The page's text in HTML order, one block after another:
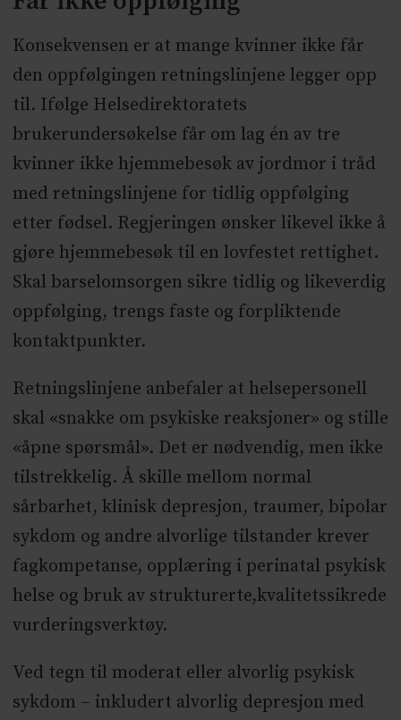
Konsekvensen er at mange kvinner ikke får
den oppfølgingen retningslinjene legger opp
til. Ifølge Helsedirektoratets
brukerundersøkelse får om lag én av tre
kvinner ikke hjemmebesøk av jordmor i tråd
med retningslinjene for tidlig oppfølging
etter fødsel. Regjeringen ønsker likevel ikke å
gjøre hjemmebesøk til en lovfestet rettighet.
Skal barselomsorgen sikre tidlig og likeverdig
oppfølging, trengs faste og forpliktende
kontaktpunkter.
Retningslinjene anbefaler at helsepersonell
skal «snakke om psykiske reaksjoner» og stille
«åpne spørsmål». Det er nødvendig, men ikke
tilstrekkelig. Å skille mellom normal
sårbarhet, klinisk depresjon, traumer, bipolar
sykdom og andre alvorlige tilstander krever
fagkompetanse, opplæring i perinatal psykisk
helse og bruk av strukturerte,kvalitetssikrede
vurderingsverktøy.
Ved tegn til moderat eller alvorlig psykisk
sykdom – inkludert alvorlig depresjon med